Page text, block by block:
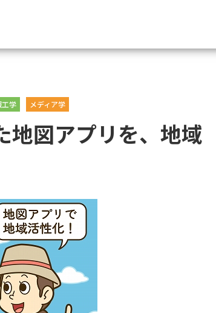
大学・短大の資
学部・学
工学 メディア学
地図アプリを、地域